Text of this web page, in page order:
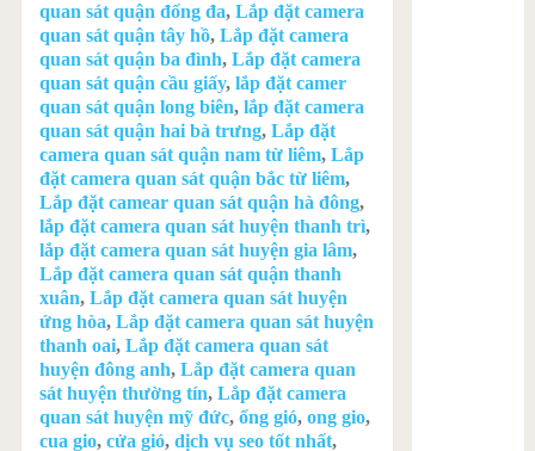
quan sát quận đống đa, Lắp đặt camera
quan sát quận tây hồ, Lắp đặt camera
quan sát quận ba đình, Lắp đặt camera
quan sát quận cầu giấy, lắp đặt camer
quan sát quận long biên, lắp đặt camera
quan sát quận hai bà trưng, Lắp đặt
camera quan sát quận nam từ liêm, Lắp
đặt camera quan sát quận bắc từ liêm,
Lắp đặt camear quan sát quận hà đông,
lắp đặt camera quan sát huyện thanh trì,
lắp đặt camera quan sát huyện gia lâm,
Lắp đặt camera quan sát quận thanh
xuân, Lắp đặt camera quan sát huyện
ứng hòa, Lắp đặt camera quan sát huyện
thanh oai, Lắp đặt camera quan sát
huyện đông anh, Lắp đặt camera quan
sát huyện thường tín, Lắp đặt camera
quan sát huyện mỹ đức, ống gió, ong gio,
cua gio, cửa gió, dịch vụ seo tốt nhất,